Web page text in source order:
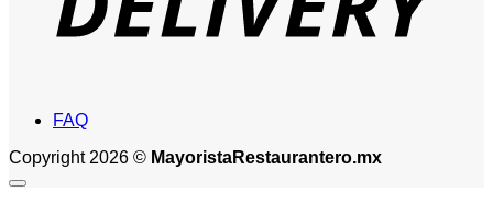
FAQ
Copyright 2026 © MayoristaRestaurantero.mx